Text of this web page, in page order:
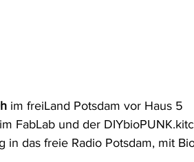
im freiLand Potsdam vor Haus 5
FabLab und der
in das freie Radio Potsdam, mit